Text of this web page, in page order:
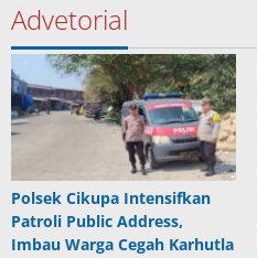
Advetorial
Polsek Cikupa Intensifkan
Patroli Public Address,
Imbau Warga Cegah Karhutla